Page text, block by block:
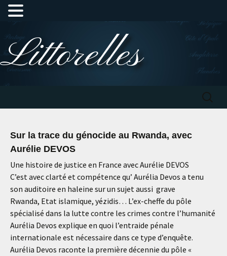
au
contenu
Littorelles
Sur la trace du génocide au Rwanda, avec
Aurélie DEVOS
Une histoire de justice en France avec Aurélie DEVOS
C’est avec clarté et compétence qu’ Aurélia Devos a tenu
son auditoire en haleine sur un sujet aussi grave
Rwanda, Etat islamique, yézidis… L’ex-cheffe du pôle
spécialisé dans la lutte contre les crimes contre l’humanité
Aurélia Devos explique en quoi l’entraide pénale
internationale est nécessaire dans ce type d’enquête.
Aurélia Devos raconte la première décennie du pôle «